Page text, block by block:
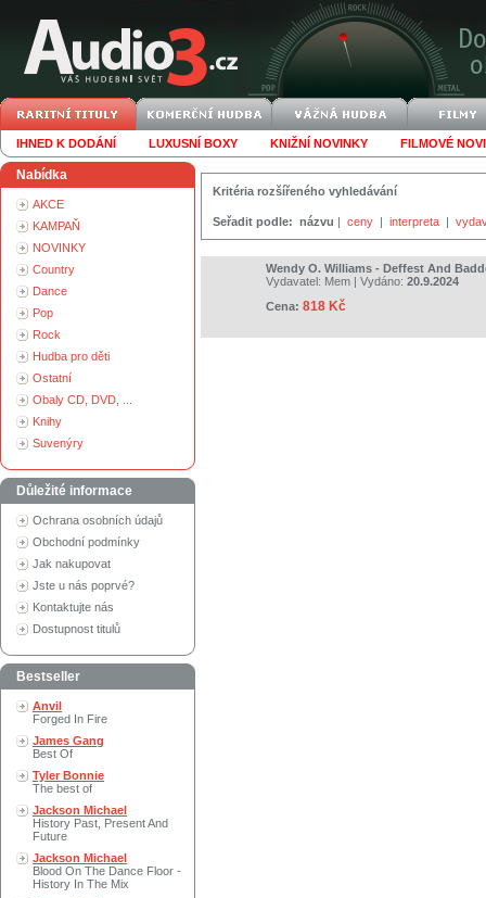
IHNED K DODÁNÍ LUXUSNÍ BOXY KNIŽNÍ NOVINKY FILMOVÉ
Nabídka
AKCE
KAMPAŇ
NOVINKY
Country
Dance
Pop
Rock
Hudba pro děti
Ostatní
Obaly CD, DVD, ...
Knihy
Suvenýry
Důležité informace
Ochrana osobních údajů
Obchodní podmínky
Jak nakupovat
Jste u nás poprvé?
Kontaktujte nás
Dostupnost titulů
Bestseller
Anvil
Forged In Fire
James Gang
Best Of
Tyler Bonnie
The best of
Jackson Michael
History Past, Present And
Future
Jackson Michael
Blood On The Dance Floor -
History In The Mix
Kritéria rozšířeného vyhledávání
Seřadit podle: názvu | ceny | interpreta |
Wendy O. Williams - Deffest And
Vydavatel: Mem | Vydáno: 20.9.2024
Cena: 818 Kč